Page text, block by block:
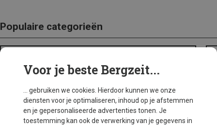
Populaire categorieën
Voor je beste Bergzeit...
... gebruiken we cookies. Hierdoor kunnen we onze
diensten voor je optimaliseren, inhoud op je afstemmen
en je gepersonaliseerde advertenties tonen. Je
toestemming kan ook de verwerking van je gegevens in